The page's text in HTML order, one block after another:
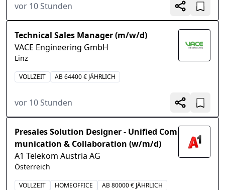
vor 10 Stunden
Technical Sales Manager (m/w/d)
VACE Engineering GmbH
Linz
VOLLZEIT AB 64400 € JÄHRLICH
vor 10 Stunden
Presales Solution Designer - Unified Com
munication & Collaboration (w/m/d)
A1 Telekom Austria AG
Österreich
VOLLZEIT HOMEOFFICE AB 80000 € JÄHRLICH